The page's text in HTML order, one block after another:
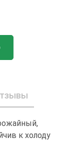
к холоду